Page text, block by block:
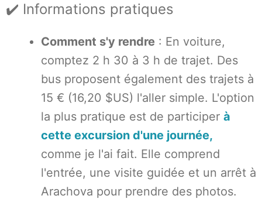
✔️ Informations pratiques
Comment s'y rendre : En voiture,
comptez 2 h 30 à 3 h de trajet. Des
bus proposent également des trajets à
15 € (16,20 $US) l'aller simple. L'option
la plus pratique est de participer à
cette excursion d'une journée,
comme je l'ai fait. Elle comprend
l'entrée, une visite guidée et un arrêt à
Arachova pour prendre des photos.